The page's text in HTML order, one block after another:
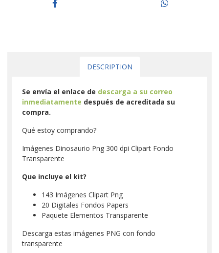
DESCRIPTION
Se envía el enlace de descarga a su correo
inmediatamente después de acreditada su
compra.
Qué estoy comprando?
Imágenes Dinosaurio Png 300 dpi Clipart Fondo
Transparente
Que incluye el kit?
143 Imágenes Clipart Png
20 Digitales Fondos Papers
Paquete Elementos Transparente
Descarga estas imágenes PNG con fondo
transparente